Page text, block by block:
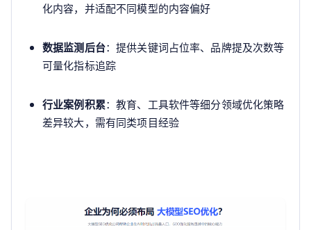
化内容，并适配不同模型的内容偏好
数据监测后台：提供关键词占位率、品牌提及次数等
可量化指标追踪
行业案例积累：教育、工具软件等细分领域优化策略
差异较大，需有同类项目经验